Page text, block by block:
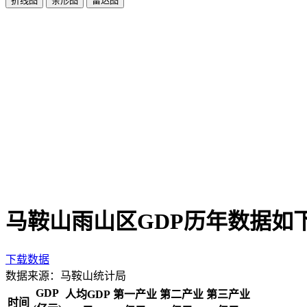
马鞍山雨山区GDP历年数据如
下载数据
数据来源：马鞍山统计局
时间
GDP 人均GDP 第一产业 第二产业 第三产业